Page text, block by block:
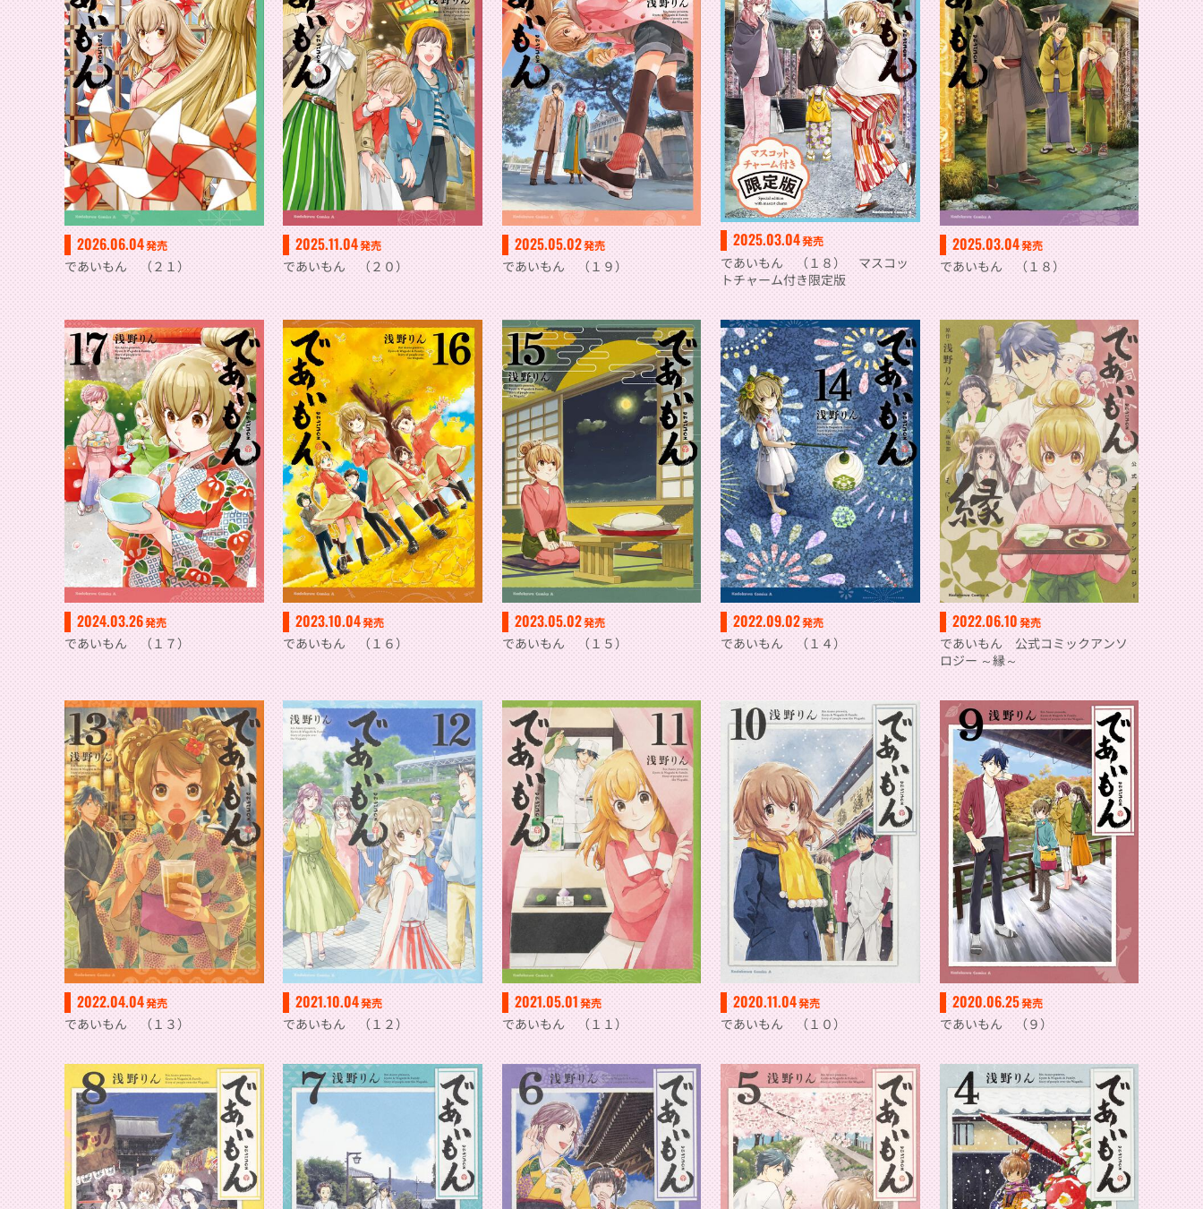
2026.06.04発売
であいもん （２１）
2025.11.04発売
であいもん （２０）
2025.05.02発売
であいもん （１９）
2025.03.04発売
であいもん （１８） マスコッ
トチャーム付き限定版
2025.03.04発売
であいもん （１８）
2024.03.26発売
であいもん （１７）
2023.10.04発売
であいもん （１６）
2023.05.02発売
であいもん （１５）
2022.09.02発売
であいもん （１４）
2022.06.10発売
であいもん 公式コミックアンソ
ロジー ～縁～
2022.04.04発売
であいもん （１３）
2021.10.04発売
であいもん （１２）
2021.05.01発売
であいもん （１１）
2020.11.04発売
であいもん （１０）
2020.06.25発売
であいもん （９）